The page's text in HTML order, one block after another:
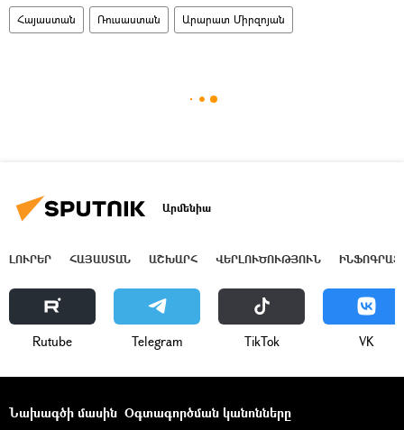
Հայաստան Ռուսաստան Արարատ Միրզոյան
Արմենիա
ԼՈՒՐԵՐ ՀԱՅԱՍՏԱՆ ԱՇԽԱՐՀ ՎԵՐԼՈՒԾՈՒԹՅՈՒՆ
Rutube Telegram ТikТоk VK
Նախագծի մասին Օգտագործման կանոնները